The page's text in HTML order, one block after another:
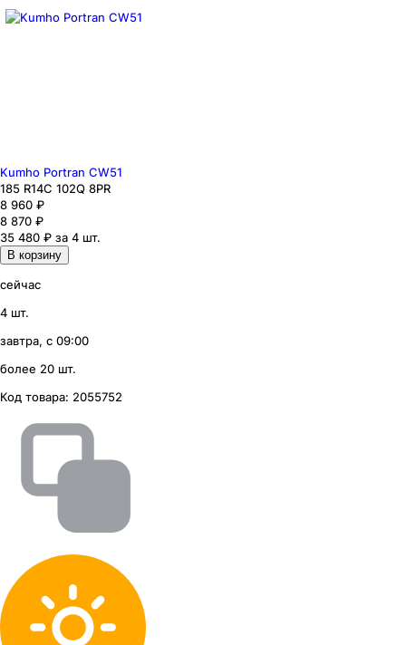
Kumho Portran CW51
185 R14C 102Q 8PR
8 960 ₽
8 870 ₽
35 480 ₽ за 4 шт.
В корзину
сейчас
4 шт.
завтра, с 09:00
более 20 шт.
Код товара: 2055752